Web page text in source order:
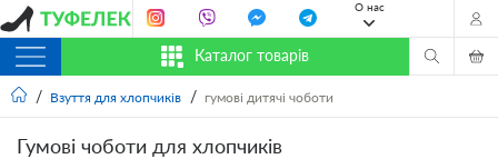
О нас
Каталог товарів
Взуття для хлопчиків гумові дитячі чоботи
Гумові чоботи для хлопчиків